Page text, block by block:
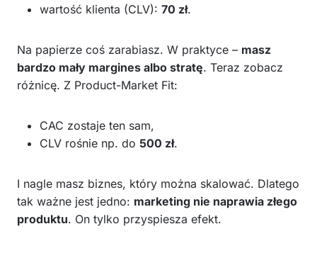
wartość klienta (CLV): 70 zł.
Na papierze coś zarabiasz. W praktyce – masz
bardzo mały margines albo stratę. Teraz zobacz
różnicę. Z Product-Market Fit:
CAC zostaje ten sam,
CLV rośnie np. do 500 zł.
I nagle masz biznes, który można skalować. Dlatego
tak ważne jest jedno: marketing nie naprawia złego
produktu. On tylko przyspiesza efekt.